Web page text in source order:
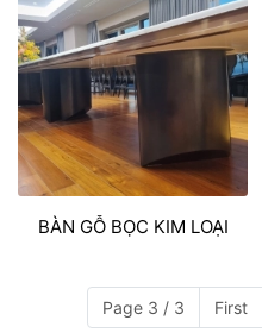
BÀN GỖ BỌC KIM LOẠI
Page 3 / 3 First